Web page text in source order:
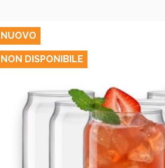
NUOVO
NON DISPONIBILE